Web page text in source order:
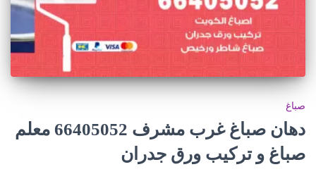
صباغ
دهان صباغ غرب مشرف 66405052 معلم
صباغ و تركيب ورق جدران